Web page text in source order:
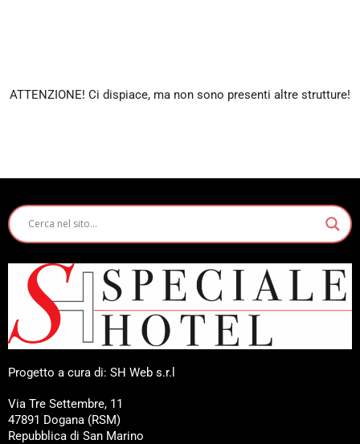
ATTENZIONE! Ci dispiace, ma non sono presenti altre strutture!
Progetto a cura di: SH Web s.r.l
Via Tre Settembre, 11
47891 Dogana (RSM)
Repubblica di San Marino